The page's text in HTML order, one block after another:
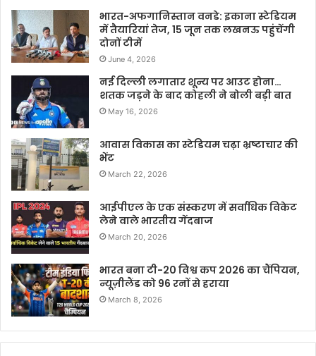
भारत-अफगानिस्तान वनडे: इकाना स्टेडियम
में तैयारियां तेज, 15 जून तक लखनऊ पहुंचेंगी
दोनों टीमें
June 4, 2026
नई दिल्ली लगातार शून्य पर आउट होना…
शतक जड़ने के बाद कोहली ने बोली बड़ी बात
May 16, 2026
आवास विकास का स्टेडियम चढ़ा भ्रष्टाचार की
भेंट
March 22, 2026
आईपीएल के एक संस्करण में सर्वाधिक विकेट
लेने वाले भारतीय गेंदबाज
March 20, 2026
भारत बना टी-20 विश्व कप 2026 का चैंपियन,
न्यूज़ीलैंड को 96 रनों से हराया
March 8, 2026